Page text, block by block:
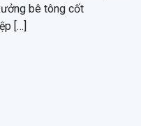
bê tông cốt
[…]